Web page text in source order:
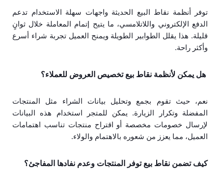
توفر أنظمة نقاط البيع الحديثة واجهات سهلة الاستخدام تدعم
الدفع الإلكتروني واللاتلامسي، ما يتيح إتمام المعاملة خلال ثوانٍ
قليلة. هذا يقلل الطوابير الطويلة ويمنح العميل تجربة شراء أسرع
وأكثر راحة.
هل يمكن لأنظمة نقاط بيع تخصيص العروض للعملاء؟
نعم، حيث تقوم بجمع وتحليل بيانات الشراء مثل المنتجات
المفضلة وتكرار الزيارة. يمكن للمتجر استخدام هذه البيانات
لإرسال خصومات مخصصة أو اقتراح منتجات تناسب اهتمامات
العميل، مما يعزز من شعوره بالاهتمام والولاء.
كيف تضمن نقاط بيع توفر المنتجات وعدم نفادها المفاجئ؟